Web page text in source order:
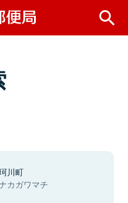
川町
カガワマチ